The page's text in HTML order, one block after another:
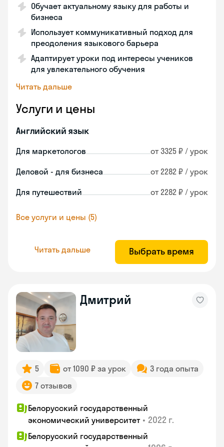
Обучает актуальному языку для работы и
бизнеса
Использует коммуникативный подход для
преодоления языкового барьера
Адаптирует уроки под интересы учеников
для увлекательного обучения
Читать дальше
Услуги и цены
Английский язык
Для маркетологов от 3325 ₽ / урок
Деловой - для бизнеса от 2282 ₽ / урок
Для путешествий от 2282 ₽ / урок
Все услуги и цены (5)
Читать дальше Выбрать время
Дмитрий
5 от 1090 ₽ за урок
3 года опыта
7 отзывов
Белорусский государственный
экономический университет • 2022 г.
Белорусский государственный